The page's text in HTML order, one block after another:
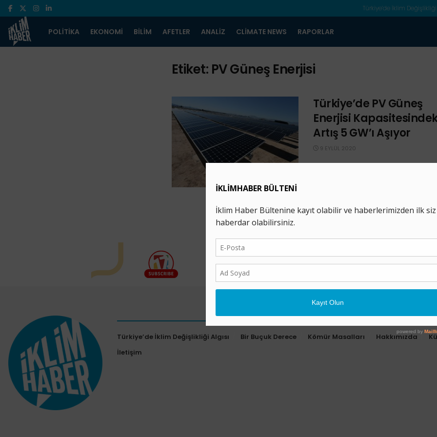
Türkiye’de İklim Değişlikliği
POLITIKA EKONOMI BILIM AFETLER ANALIZ CLIMATE NEWS RAPORLAR
Etiket: PV Güneş Enerjisi
Türkiye’de PV Güneş
Enerjisi
Artış 5 GW’ı Aşıyor
9 EYLÜL 2020
SHURA Enerji Dönüşümü Merkezi’nin
Türkiye’de İklim Değişlikliği Algısı Bir Buçuk Derece Kömür Masalları Hakkımızda
İletişim